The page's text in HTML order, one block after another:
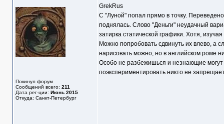
Покинул форум
Сообщений всего: 211
Дата рег-ции: Июнь 2015
Откуда: Санкт-Петербург
GrekRus
С "Луной" попал прямо в точку.
поднялась. Слово "Деньги" неудачный
затирка статической графики. Хотя,
Можно попробовать сдвинуть их влево, а
нарисовать можно, но в английском роме
Особо не разбежишься и незнающие
поэкспериментировать никто не